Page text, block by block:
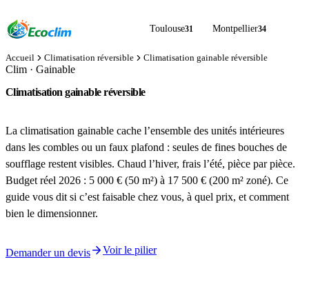
Toulouse31 Montpellier34
Accueil Climatisation réversible Climatisation gainable réversible
Clim · Gainable
Climatisation gainable réversible
La climatisation gainable cache l’ensemble des unités intérieures
dans les combles ou un faux plafond : seules de fines bouches de
soufflage restent visibles. Chaud l’hiver, frais l’été, pièce par pièce.
Budget réel 2026 : 5 000 € (50 m²) à 17 500 € (200 m² zoné). Ce
guide vous dit si c’est faisable chez vous, à quel prix, et comment
bien le dimensionner.
Demander un devis Voir le pilier